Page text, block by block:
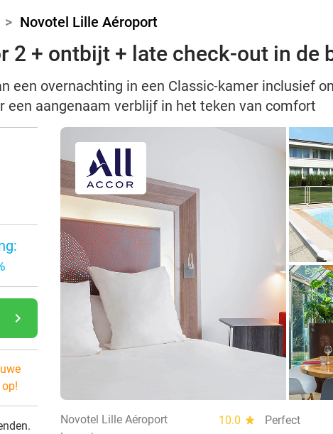
> Novotel Lille Aéroport
2 + ontbijt + late check-out in de
een overnachting in een Classic-kamer inclusief
een aangenaam verblijf in het teken van comfort
navigate_next
Novotel Lille Aéroport 10.0 star
Perfect